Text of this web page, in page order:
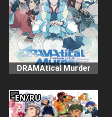
DRAMAtical Murder
EN/RU